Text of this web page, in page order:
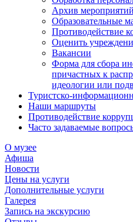
Архив мероприятий
Образовательные
Противодействие
Оценить
Вакансии
Форма для сбора
причастных к
идеологии или
Туристско-
Наши маршруты
Противодействие
Часто задаваемые
О музее
Афиша
Новости
Цены на услуги
Дополнительные услуги
Галерея
Запись на экскурсию